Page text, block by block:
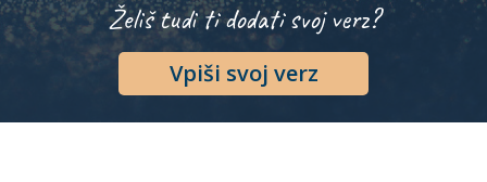
Želiš tudi ti dodati svoj verz?
Vpiši svoj verz